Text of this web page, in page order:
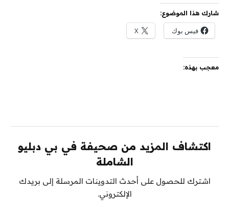
شارك هذا الموضوع:
فيس بوك X
معجب بهذه:
اكتشاف المزيد من صحيفة في بي دبليو
الشاملة
اشترك للحصول على أحدث التدوينات المرسلة إلى بريدك
الإلكتروني.